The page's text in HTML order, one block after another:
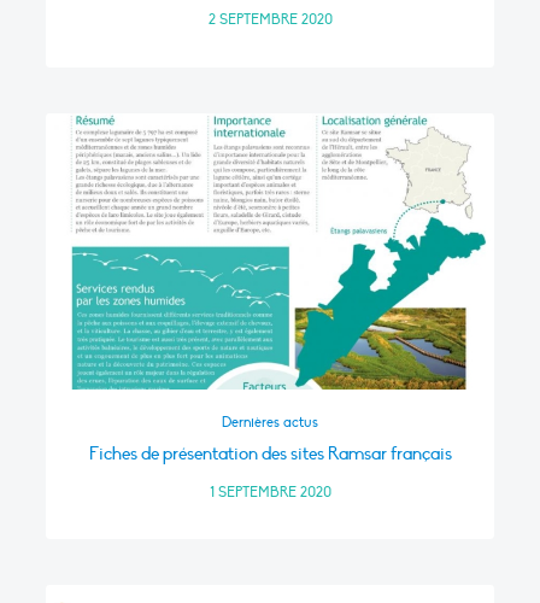
2 SEPTEMBRE 2020
Dernières actus
Fiches de présentation des sites Ramsar français
1 SEPTEMBRE 2020